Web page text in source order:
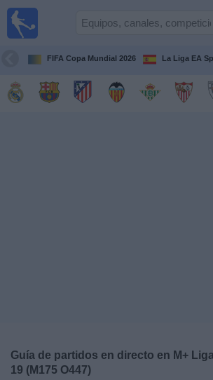
FIFA Copa Mundial 2026 La Liga EA
Guía de partidos en directo en M+
19 (M175 O447)
Guía de
Televisados
Noticias